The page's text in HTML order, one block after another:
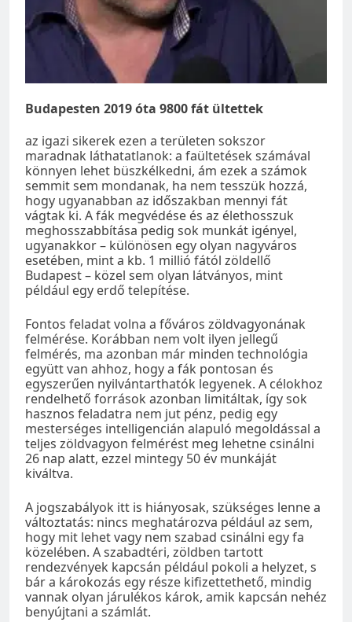
Budapesten 2019 óta 9800 fát ültettek
az igazi sikerek ezen a területen sokszor
maradnak láthatatlanok: a faültetések számával
könnyen lehet büszkélkedni, ám ezek a számok
semmit sem mondanak, ha nem tesszük hozzá,
hogy ugyanabban az időszakban mennyi fát
vágtak ki. A fák megvédése és az élethosszuk
meghosszabbítása pedig sok munkát igényel,
ugyanakkor – különösen egy olyan nagyváros
esetében, mint a kb. 1 millió fától zöldellő
Budapest – közel sem olyan látványos, mint
például egy erdő telepítése.
Fontos feladat volna a főváros zöldvagyonának
felmérése. Korábban nem volt ilyen jellegű
felmérés, ma azonban már minden technológia
együtt van ahhoz, hogy a fák pontosan és
egyszerűen nyilvántarthatók legyenek. A célokhoz
rendelhető források azonban limitáltak, így sok
hasznos feladatra nem jut pénz, pedig egy
mesterséges intelligencián alapuló megoldással a
teljes zöldvagyon felmérést meg lehetne csinálni
26 nap alatt, ezzel mintegy 50 év munkáját
kiváltva.
A jogszabályok itt is hiányosak, szükséges lenne a
változtatás: nincs meghatározva például az sem,
hogy mit lehet vagy nem szabad csinálni egy fa
közelében. A szabadtéri, zöldben tartott
rendezvények kapcsán például pokoli a helyzet, s
bár a károkozás egy része kifizettethető, mindig
vannak olyan járulékos károk, amik kapcsán nehéz
benyújtani a számlát.